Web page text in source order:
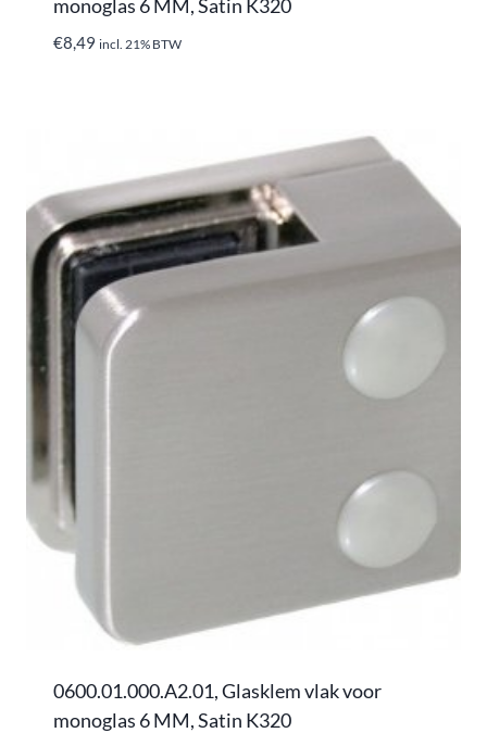
monoglas 6 MM, Satin K320
€8,49 incl. 21% BTW
0600.01.000.A2.01, Glasklem vlak voor
monoglas 6 MM, Satin K320